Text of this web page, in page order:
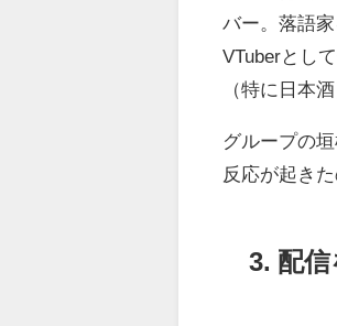
バー。落語
VTuberとし
（特に日本
グループの
反応が起き
3. 配信